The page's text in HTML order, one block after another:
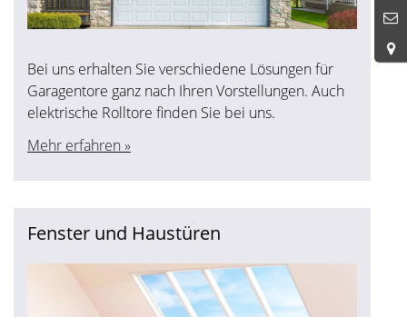
Bei uns erhalten Sie verschiedene Lösungen für
Garagentore ganz nach Ihren Vorstellungen. Auch
elektrische Rolltore finden Sie bei uns.
Mehr erfahren »
Fenster und Haustüren